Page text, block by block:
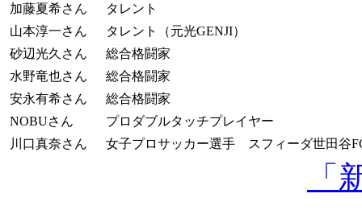
加藤夏希さん
タレント
山本淳一さん
タレント（元光GENJI）
砂辺光久さん
総合格闘家
水野竜也さん
総合格闘家
安永有希さん
総合格闘家
NOBUさん
プロダブルタッチプレイヤー
川口真奈さん
女子プロサッカー選手 スフィーダ世田谷
「